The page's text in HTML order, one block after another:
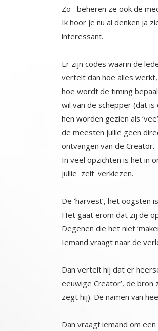
Zo beheren ze ook de
Ik hoor je nu al denken ja
interessant.
Er zijn codes waarin de
vertelt dan hoe alles
hoe wordt de timing
wil van de schepper (dat
hen worden gezien als
de meesten jullie geen
ontvangen van de Creator.
In veel opzichten is het in
jullie zelf verkiezen.
De ‘harvest’, het oogsten
Het gaat erom dat zij de
Degenen die het niet
Iemand vraagt naar de
Dan vertelt hij dat er
eeuwige Creator’, de
zegt hij). De namen van
Dan vraagt iemand om
vernietigende werking zal
scenario’s klaar, die